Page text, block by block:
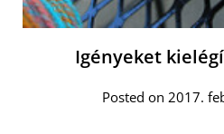
Igényeket
Posted on 2017.